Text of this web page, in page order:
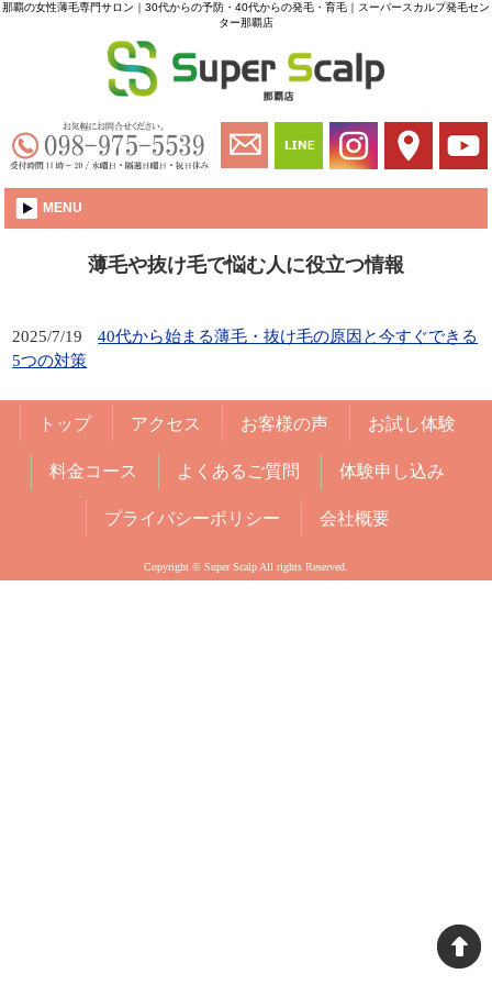
那覇の女性薄毛専門サロン｜30代からの予防・40代からの発毛・育毛｜スーパースカルプ発毛セン
ター那覇店
MENU
薄毛や抜け毛で悩む人に役立つ情報
2025/7/19
40代から始まる薄毛・抜け毛の原因と今すぐできる
5つの対策
トップ アクセス お客様の声 お試し体験
料金コース よくあるご質問 体験申し込み
プライバシーポリシー 会社概要
Copyright © Super Scalp All rights Reserved.